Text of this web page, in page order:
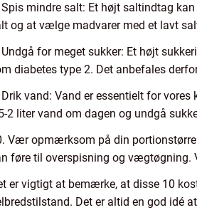
mindre salt: Et højt saltindtag
og at vælge madvarer med et lavt
Undgå for meget sukker: Et højt
diabetes type 2. Det anbefales
vand: Vand er essentielt for
2 liter vand om dagen og undgå
Vær opmærksom på din
føre til overspisning og vægtøgning.
er vigtigt at bemærke, at disse 10
Det er altid en god idé